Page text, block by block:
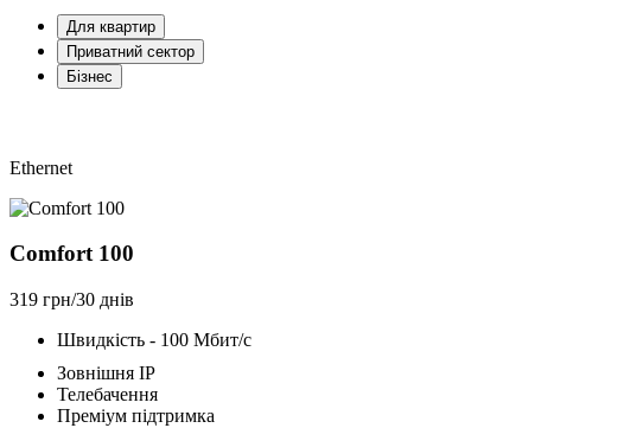
Для квартир
Приватний сектор
Бізнес
Ethernet
Comfort 100
319 грн/30 днів
Швидкість - 100 Мбит/с
Зовнішня ІР
Телебачення
Преміум підтримка